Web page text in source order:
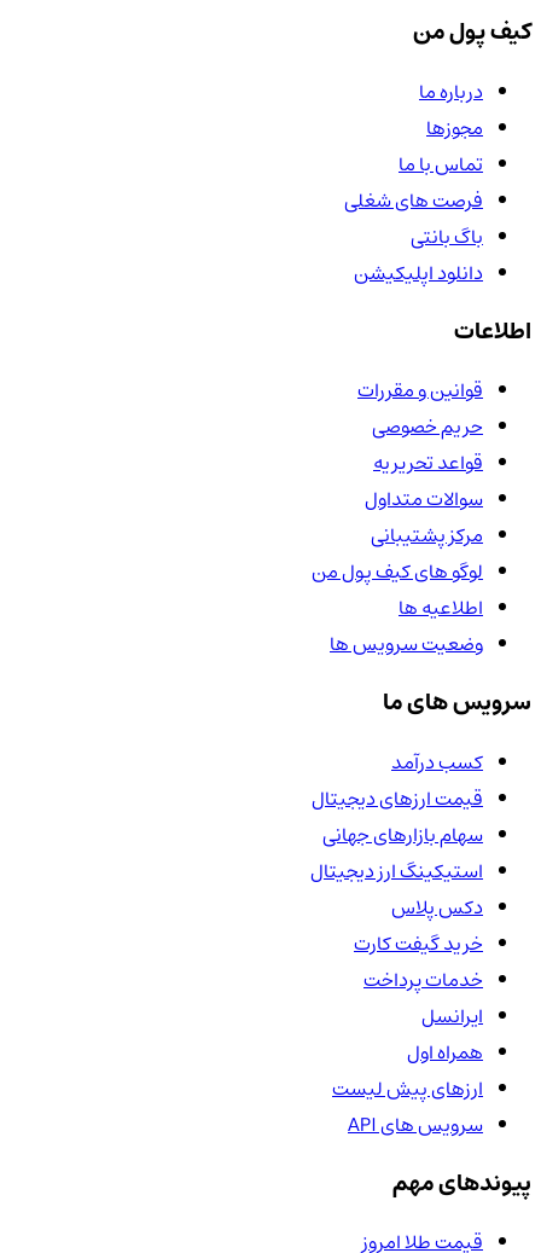
کیف پول من
درباره ما
مجوزها
تماس با ما
فرصت های شغلی
باگ بانتی
دانلود اپلیکیشن
اطلاعات
قوانین و مقررات
حریم خصوصی
قواعد تحریریه
سوالات متداول
مرکز پشتیبانی
لوگو های کیف پول من
اطلاعیه ها
وضعیت سرویس ها
سرویس های ما
کسب درآمد
قیمت ارزهای دیجیتال
سهام بازارهای جهانی
استیکینگ ارز دیجیتال
دکس پلاس
خرید گیفت کارت
خدمات پرداخت
ایرانسل
همراه اول
ارزهای پیش لیست
سرویس های API
پیوندهای مهم
قیمت طلا امروز